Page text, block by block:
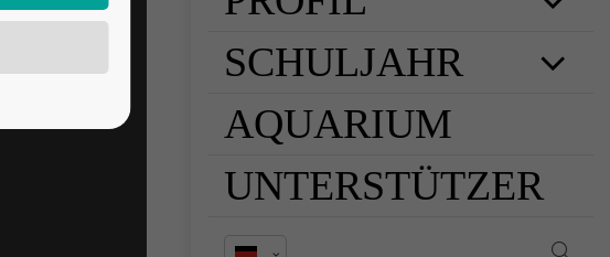
SCHULJAHR
AQUARIUM
UNTERSTÜTZER